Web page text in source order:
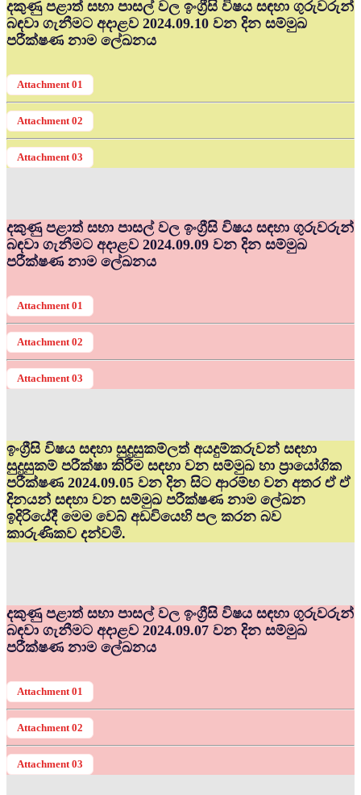
දකුණු පළාත් සභා පාසල් වල ඉංග්‍රීසි විෂය සඳහා ගුරුවරුන්
බඳවා ගැනීමට අදාළව 2024.09.10 වන දින සම්මුඛ
පරීක්ෂණ නාම ලේඛනය
Attachment 01
Attachment 02
Attachment 03
දකුණු පළාත් සභා පාසල් වල ඉංග්‍රීසි විෂය සඳහා ගුරුවරුන්
බඳවා ගැනීමට අදාළව 2024.09.09 වන දින සම්මුඛ
පරීක්ෂණ නාම ලේඛනය
Attachment 01
Attachment 02
Attachment 03
ඉංග්‍රීසි විෂය සඳහා සුදුසුකම්ලත් අයදුම්කරුවන් සඳහා
සුදුසුකම් පරීක්ෂා කිරීම සඳහා වන සම්මුඛ හා ප්‍රායෝගික
පරීක්ෂණ 2024.09.05 වන දින සිට ආරම්භ වන අතර ඒ ඒ
දිනයන් සඳහා වන සම්මුඛ පරීක්ෂණ නාම ලේඛන
ඉදිරියේදී මෙම වෙබ් අඩවියෙහි පල කරන බව
කාරුණිකව දන්වමි.
දකුණු පළාත් සභා පාසල් වල ඉංග්‍රීසි විෂය සඳහා ගුරුවරුන්
බඳවා ගැනීමට අදාළව 2024.09.07 වන දින සම්මුඛ
පරීක්ෂණ නාම ලේඛනය
Attachment 01
Attachment 02
Attachment 03